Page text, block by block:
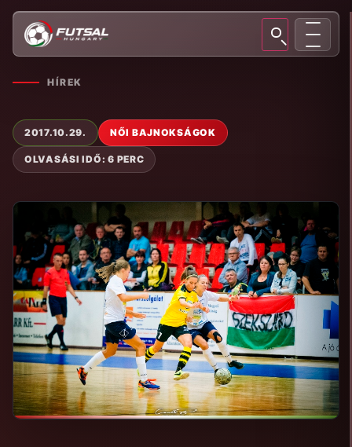
HÍREK
2017.10.29. NŐI BAJNOKSÁGOK
OLVASÁSI IDŐ: 6 PERC